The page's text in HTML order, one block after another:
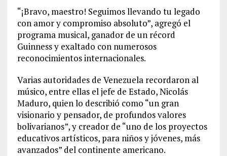
“¡Bravo, maestro! Seguimos llevando tu legado
con amor y compromiso absoluto”, agregó el
programa musical, ganador de un récord
Guinness y exaltado con numerosos
reconocimientos internacionales.
Varias autoridades de Venezuela recordaron al
músico, entre ellas el jefe de Estado, Nicolás
Maduro, quien lo describió como “un gran
visionario y pensador, de profundos valores
bolivarianos”, y creador de “uno de los proyectos
educativos artísticos, para niños y jóvenes, más
avanzados” del continente americano.